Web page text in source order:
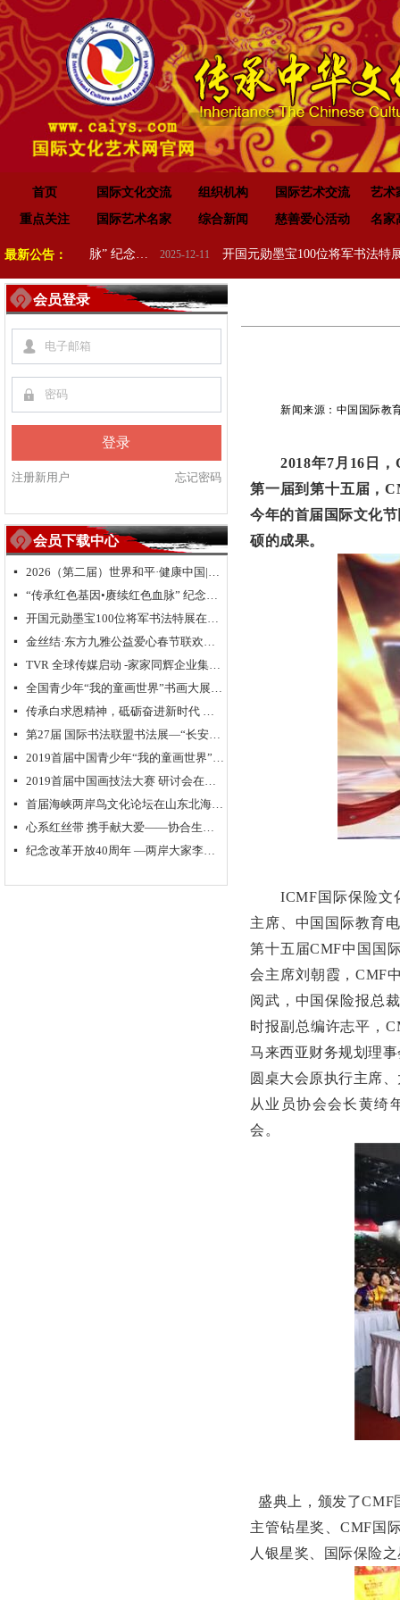
首页 国际文化交流 组织机构 国际艺术交流
艺术
重点关注
国际艺术名家 综合新闻 慈善爱心活动 名家
最新公告： 2025-12-11
“传承红色基因•赓续红色血脉” 纪念中国人民抗日战争暨世界反法西斯战争胜利 80 周年 开国元勋墨宝100位将军书法特展在高唐举办
新闻来源： 中国国际教
2018年7月16日
第一届到第十五届，
今年的首届国际文化
硕的成果。
ICMF国际保险文
主席、中国国际教育
第十五届CMF中国国
会主席刘朝霞，CMF
阅武，中国保险报总
时报副总编许志平，
马来西亚财务规划理
圆桌大会原执行主席
从业员协会会长黄绮
会。
盛典上，颁发了CMF
主管钻星奖、CMF国
人银星奖、国际保险
会员登录
넙
끕
登录
忘记密码
注册新用户
会员下载中心
넷 2026（第二届）世界和平·健康中国|全球华人福运五洲·世界和平祈愿盛典暨全球华侨华人送“福”活动
넷 “传承红色基因•赓续红色血脉” 纪念中国人民抗日战争暨世界反法西斯战争胜利 80 周年
넷 开国元勋墨宝100位将军书法特展在高唐举办
넷 金丝结·东方九雅公益爱心春节联欢晚会隆重举行
넷 TVR 全球传媒启动 -家家同辉企业集团成立 新闻发布会在浙江.乌镇隆重举行
넷 全国青少年“我的童画世界”书画大展大型公益活动北京总决赛颁奖典礼
넷 传承白求恩精神，砥砺奋进新时代 纪念白求恩80周年研讨会
넷 第27届 国际书法联盟书法展—“长安国际书法邀请展”在西安大明宫国家遗址公园丹凤门博物馆启幕
넷 2019首届中国青少年“我的童画世界”书画大展启动仪式在长城脚下拉开帷幕
넷 2019首届中国画技法大赛 研讨会在京举行
넷 首届海峡两岸鸟文化论坛在山东北海举行
넷 心系红丝带 携手献大爱——协合生物集团超级抗原免疫治疗助力“艾滋病防控”
넷 纪念改革开放40周年 —两岸大家李奇茂、单应桂书画作品交流展隆重开幕